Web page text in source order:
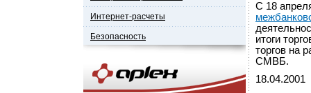
Интернет-расчеты
Безопасность
С 18
итоги
торгов на
СМВБ.
18.04.2001